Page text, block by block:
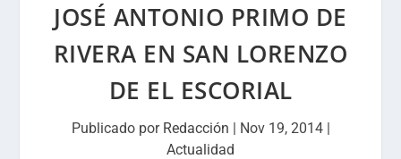
JOSÉ ANTONIO PRIMO DE
RIVERA EN SAN LORENZO
DE EL ESCORIAL
Publicado por Redacción | Nov 19, 2014|
Actualidad